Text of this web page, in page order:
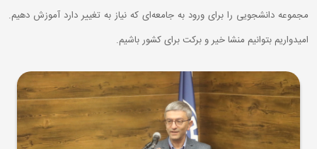
مجموعه دانشجویی را برای ورود به جامعه‌ای که نیاز به تغییر دارد آموزش دهیم.
امیدواریم بتوانیم منشا خیر و برکت برای کشور باشیم.